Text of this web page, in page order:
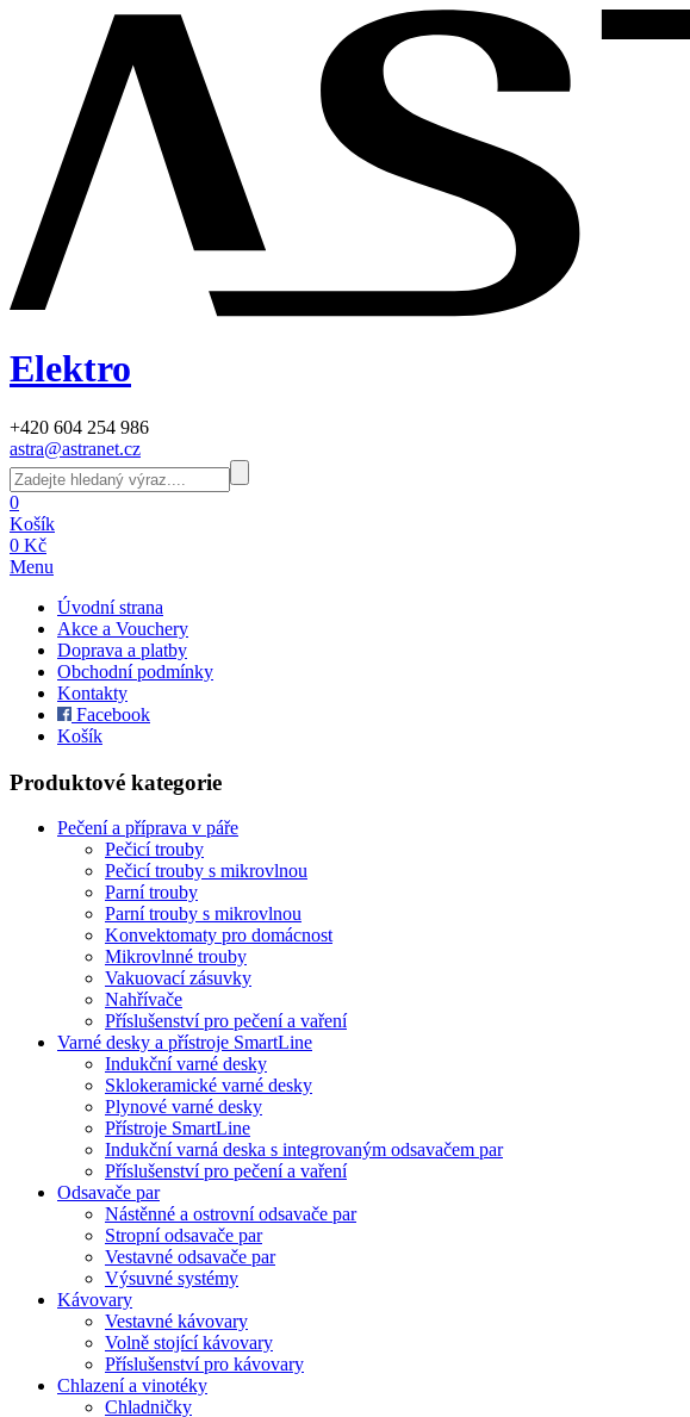
Elektro
+420 604 254 986
astra@astranet.cz
0
Košík
0 Kč
Menu
Úvodní strana
Akce a Vouchery
Doprava a platby
Obchodní podmínky
Kontakty
Facebook
Košík
Produktové kategorie
Pečení a příprava v páře
Pečicí trouby
Pečicí trouby s mikrovlnou
Parní trouby
Parní trouby s mikrovlnou
Konvektomaty pro domácnost
Mikrovlnné trouby
Vakuovací zásuvky
Nahřívače
Příslušenství pro pečení a vaření
Varné desky a přístroje SmartLine
Indukční varné desky
Sklokeramické varné desky
Plynové varné desky
Přístroje SmartLine
Indukční varná deska s integrovaným odsavačem par
Příslušenství pro pečení a vaření
Odsavače par
Nástěnné a ostrovní odsavače par
Stropní odsavače par
Vestavné odsavače par
Výsuvné systémy
Kávovary
Vestavné kávovary
Volně stojící kávovary
Příslušenství pro kávovary
Chlazení a vinotéky
Chladničky